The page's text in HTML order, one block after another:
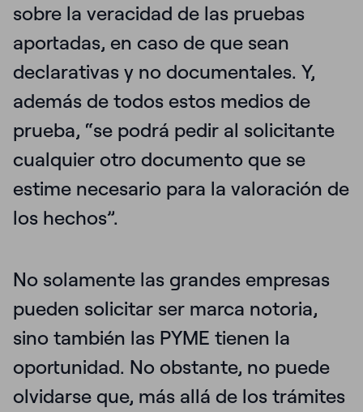
sobre la veracidad de las pruebas
aportadas, en caso de que sean
declarativas y no documentales. Y,
además de todos estos medios de
prueba, “se podrá pedir al solicitante
cualquier otro documento que se
estime necesario para la valoración de
los hechos”.
No solamente las grandes empresas
pueden solicitar ser marca notoria,
sino también las PYME tienen la
oportunidad. No obstante, no puede
olvidarse que, más allá de los trámites